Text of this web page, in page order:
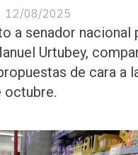
12/08/2025
a senador nacional
Urtubey,
de cara a
octubre.